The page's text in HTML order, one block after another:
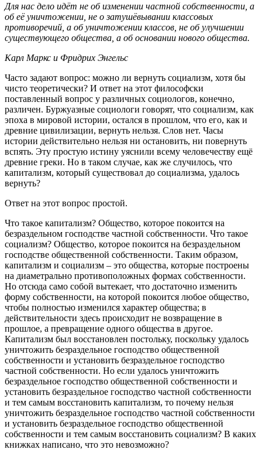
Для нас дело идёт не об изменении частной собственности, а
об её уничтожении, не о затушёвывании классовых
противоречий, а об уничтожении классов, не об улучшении
существующего общества, а об основании нового общества.
Карл Маркс и Фридрих Энгельс
Часто задают вопрос: можно ли вернуть социализм, хотя бы
чисто теоретически? И ответ на этот философски
поставленный вопрос у различных социологов, конечно,
различен. Буржуазные социологи говорят, что социализм, как
эпоха в мировой истории, остался в прошлом, что его, как и
древние цивилизации, вернуть нельзя. Слов нет. Часы
истории действительно нельзя ни остановить, ни повернуть
вспять. Эту простую истину уяснили всему человечеству ещё
древние греки. Но в таком случае, как же случилось, что
капитализм, который существовал до социализма, удалось
вернуть?
Ответ на этот вопрос простой.
Что такое капитализм? Общество, которое покоится на
безраздельном господстве частной собственности. Что такое
социализм? Общество, которое покоится на безраздельном
господстве общественной собственности. Таким образом,
капитализм и социализм – это общества, которые построены
на диаметрально противоположных формах собственности.
Но отсюда само собой вытекает, что достаточно изменить
форму собственности, на которой покоится любое общество,
чтобы полностью изменился характер общества; в
действительности здесь происходит не возвращение в
прошлое, а превращение одного общества в другое.
Капитализм был восстановлен постольку, поскольку удалось
уничтожить безраздельное господство общественной
собственности и установить безраздельное господство
частной собственности. Но если удалось уничтожить
безраздельное господство общественной собственности и
установить безраздельное господство частной собственности
и тем самым восстановить капитализм, то почему нельзя
уничтожить безраздельное господство частной собственности
и установить безраздельное господство общественной
собственности и тем самым восстановить социализм? В каких
книжках написано, что это невозможно?